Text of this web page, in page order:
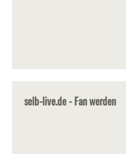
selb-live.de - Fan werden